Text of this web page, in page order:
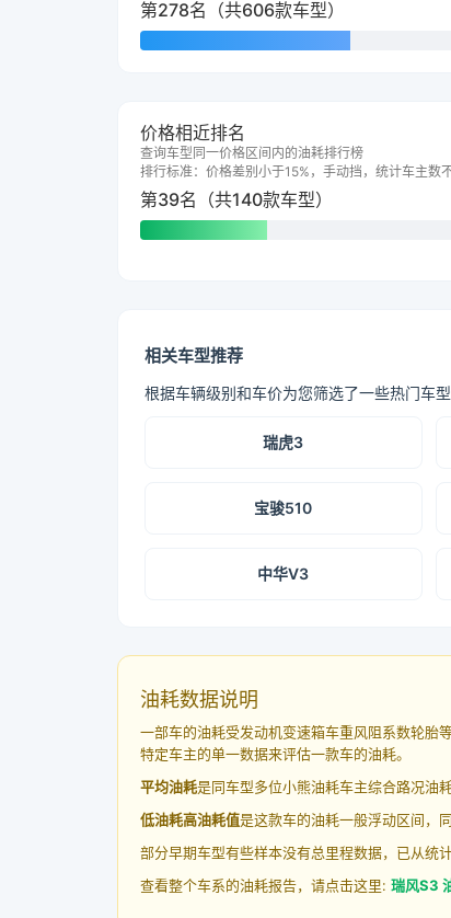
第278名（共606款车型）
价格相近排名
查询车型同一价格区间内的油耗排行榜
排行标准：价格差别小于15%，手动挡，统计车主数
第39名（共140款车型）
相关车型推荐
根据车辆级别和车价为您筛选了一些热门车
瑞虎3
宝骏510
中华V3
油耗数据说明
一部车的油耗受发动机变速箱车重风阻系数轮胎
特定车主的单一数据来评估一款车的油耗。
平均油耗是同车型多位小熊油耗车主综合路况油
低油耗高油耗值是这款车的油耗一般浮动区间，
部分早期车型有些样本没有总里程数据，已从统计
查看整个车系的油耗报告，请点击这里: 瑞风S3